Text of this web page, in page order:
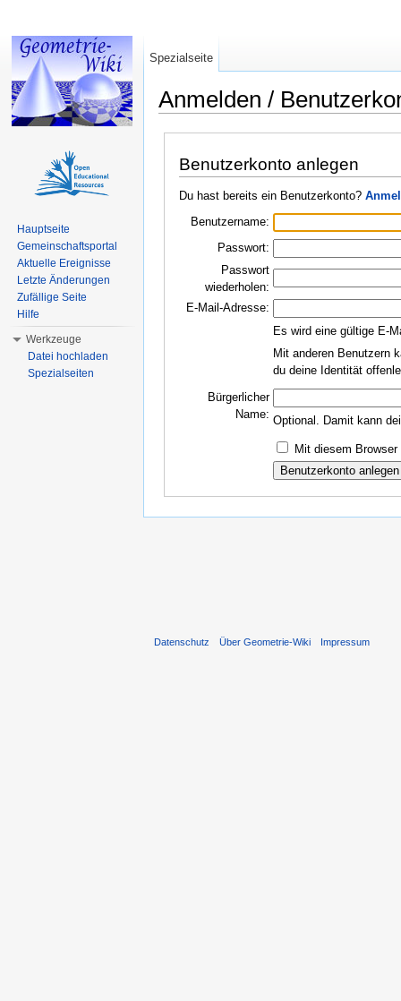
Anmelden /
Benutzerkonto anlegen
Du hast bereits ein Benutzerkonto?
Benutzername:
Passwort:
Passwort
wiederholen:
E-Mail-Adresse:
Es wird eine gültige E-
Mit anderen Benutzern
du deine Identität
Bürgerlicher
Name: Optional. Damit kann
Mit diesem
Spezialseite
Hauptseite
Gemeinschaftsportal
Aktuelle Ereignisse
Letzte Änderungen
Zufällige Seite
Hilfe
Werkzeuge
Datei hochladen
Spezialseiten
Datenschutz Über Geometrie-Wiki Impressum